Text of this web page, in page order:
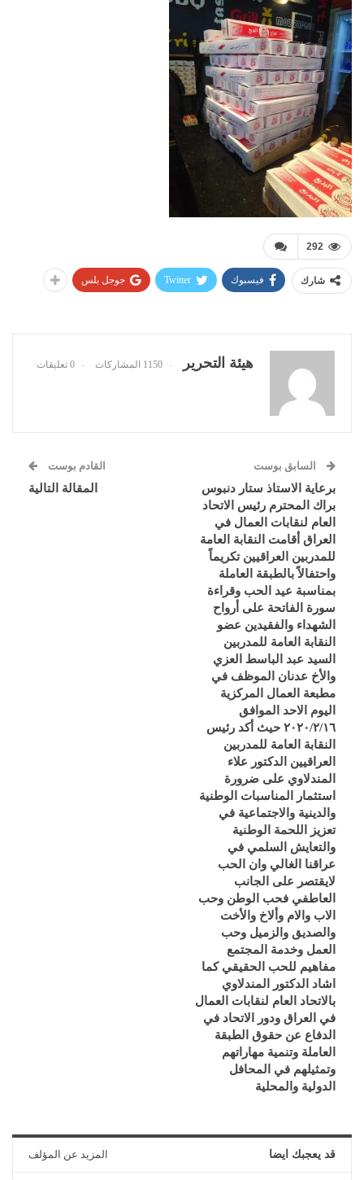
292
شارك فيسبوك Twitter جوجل بلس
هيئة التحرير 1150 المشاركات 0 تعليقات
السابق بوست
برعاية الاستاذ ستار دنبوس
براك المحترم رئيس الاتحاد
العام لنقابات العمال في
العراق أقامت النقابة العامة
للمدربين العراقيين تكريماً
واحتفالاً بالطبقة العاملة
بمناسبة عيد الحب وقراءة
سورة الفاتحة على أرواح
الشهداء والفقيدين عضو
النقابة العامة للمدربين
السيد عبد الباسط العزي
والأخ عدنان الموظف في
مطبعة العمال المركزية
اليوم الاحد الموافق
٢٠٢٠/٢/١٦ حيث أكد رئيس
النقابة العامة للمدربين
العراقيين الدكتور علاء
المندلاوي على ضرورة
استثمار المناسبات الوطنية
والدينية والاجتماعية في
تعزيز اللحمة الوطنية
والتعايش السلمي في
عراقنا الغالي وان الحب
لايقتصر على الجانب
العاطفي فحب الوطن وحب
الاب والام وألاخ والأخت
والصديق والزميل وحب
العمل وخدمة المجتمع
مفاهيم للحب الحقيقي كما
اشاد الدكتور المندلاوي
بالاتحاد العام لنقابات العمال
في العراق ودور الاتحاد في
الدفاع عن حقوق الطبقة
العاملة وتنمية مهاراتهم
وتمثيلهم في المحافل
الدولية والمحلية
القادم بوست
المقالة التالية
قد يعجبك ايضا المزيد عن المؤلف